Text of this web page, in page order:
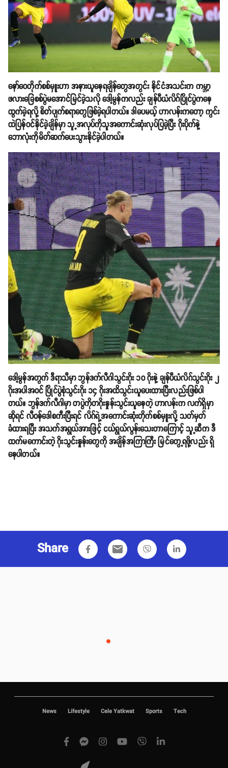
နော်ဝေတိုက်စစ်မှူးဟာ အနားယူနေရချိန်တွေအတွင်း နိုင်ငံအသင်းက ကမ္ဘာ့
ဖလားခြေစစ်ပွဲမအောင်မြင်ခဲ့သလို ဒေါ့မွန်ကလည်း ချန်ပီယံလိဂ်ပြိုင်ပွဲကနေ
ထွက်ခဲ့ရလို့ စိတ်ပျက်စရာတွေဖြစ်ခဲ့ရပါတယ်။ ဒါပေမယ့် ဟာလန်းကတော့ ကွင်း
ထဲပြန်ဝင်နိုင်ခဲ့ချိန်မှာ သူ့အလုပ်ကိုသူအကောင်းဆုံးလုပ်ပြခဲ့ပြီး ဂိုးပိုက်နဲ့
ဘောလုံးကိုမိတ်ဆက်ပေးသွားနိုင်ခဲ့ပါတယ်။
ဒေါ့မွန်အတွက် ဒီရာသီမှာ ဘွန်ဒက်လီဂါသွင်းဂိုး ၁၀ ဂိုးနဲ့ ချန်ပီယံလိဂ်သွင်းဂိုး ၂
ဂိုးအပါအဝင် ပြိုင်ပွဲစုံသွင်းဂိုး ၁၄ ဂိုးအထိသွင်းယူပေးထားပြီးလည်းဖြစ်ပါ
တယ်။ ဘွန်ဒက်လီဂါမှာ တပွဲကိုတဂိုးနှုန်းသွင်းယူနေတဲ့ ဟာလန်းက လက်ရှိမှာ
ဆိုရင် လီဝန်ဒေါစကီးပြီးရင် လိဂ်ရဲ့အကောင်းဆုံးတိုက်စစ်မှူးလို့ သတ်မှတ်
ခံထားရပြီး အသက်အရွယ်အားဖြင့် ငယ်ရွယ်လွန်းသေးတာကြောင့် သူ့ဆီက ဒီ
ထက်မကောင်းတဲ့ ဂိုးသွင်းနှုန်းတွေကို အချိန်အကြာကြီး မြင်တွေ့ရဖို့လည်း ရှိ
နေပါတယ်။
Share email
News Lifestyle Cele Yatkwat Sports Tech